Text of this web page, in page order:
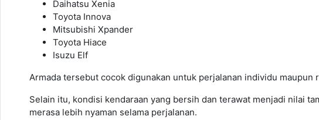
Daihatsu Xenia
Toyota Innova
Mitsubishi Xpander
Toyota Hiace
Isuzu Elf
Armada tersebut cocok digunakan untuk perjalanan individu maupun
Selain itu, kondisi kendaraan yang bersih dan terawat menjadi nilai
merasa lebih nyaman selama perjalanan.